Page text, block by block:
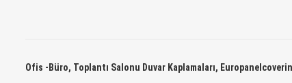
Ofis -Büro, Toplantı Salonu Duvar Kaplamaları,